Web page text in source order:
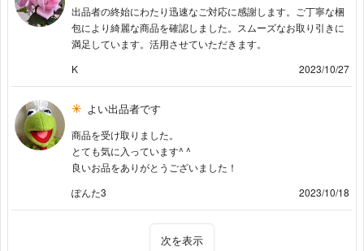
出品者の終始にわたり迅速なご対応に感謝します。ご丁寧な梱
包により綺麗な商品を確認しました。スムーズなお取り引きに
満足しています。活用させていただきます。
K
2023/10/27
よい出品者です
商品を受け取りました。
とても気に入っています^ ^
良いお品をありがとうございました！
ぽんた3
2023/10/18
次を表示